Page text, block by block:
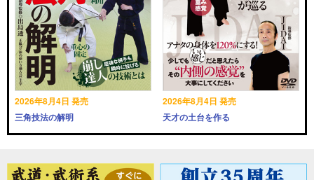
2026年8月4日 発売
三角技法の解明
2026年8月4日 発売
天才の土台を作る